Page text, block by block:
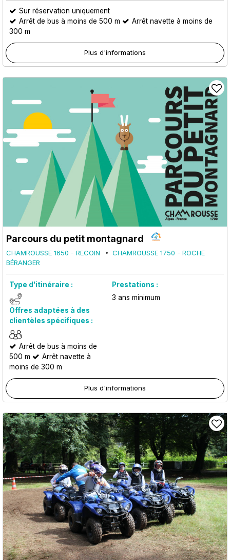
Sur réservation uniquement
Arrêt de bus à moins de 500 m
Arrêt navette à moins de
300 m
Plus d'informations
Parcours du petit montagnard
CHAMROUSSE 1650 - RECOIN
CHAMROUSSE 1750 - ROCHE
BÉRANGER
Type d'itinéraire :
Prestations :
3 ans minimum
Offres adaptées à des
clientèles spécifiques :
Arrêt de bus à moins de
500 m
Arrêt navette à
moins de 300 m
Plus d'informations